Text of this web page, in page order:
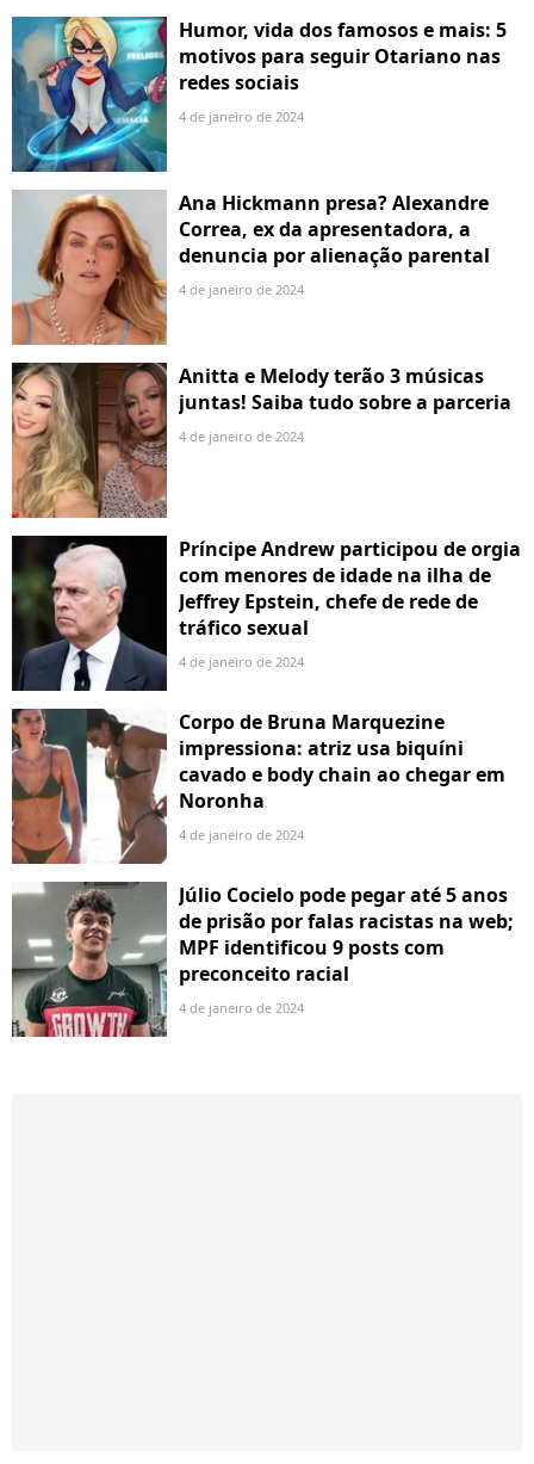
Humor, vida dos famosos e mais: 5
motivos para seguir Otariano nas
redes sociais
4 de janeiro de 2024
Ana Hickmann presa? Alexandre
Correa, ex da apresentadora, a
denuncia por alienação parental
4 de janeiro de 2024
Anitta e Melody terão 3 músicas
juntas! Saiba tudo sobre a parceria
4 de janeiro de 2024
Príncipe Andrew participou de orgia
com menores de idade na ilha de
Jeffrey Epstein, chefe de rede de
tráfico sexual
4 de janeiro de 2024
Corpo de Bruna Marquezine
impressiona: atriz usa biquíni
cavado e body chain ao chegar em
Noronha
4 de janeiro de 2024
Júlio Cocielo pode pegar até 5 anos
de prisão por falas racistas na web;
MPF identificou 9 posts com
preconceito racial
4 de janeiro de 2024